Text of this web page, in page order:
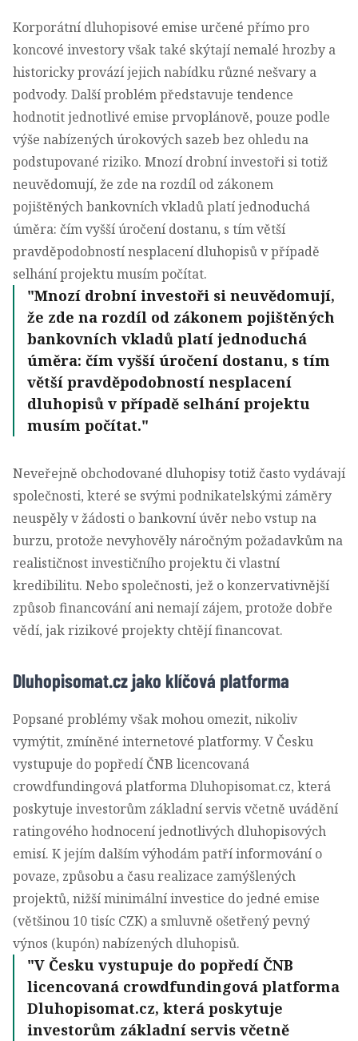
Korporátní dluhopisové emise určené přímo pro
koncové investory však také skýtají nemalé hrozby a
historickyprovází jejich nabídku různé nešvary a
podvody. Další problém představuje tendence
hodnotit jednotlivé emise prvoplánově, pouze podle
výše nabízených úrokových sazeb bez ohledu na
podstupované riziko. Mnozí drobní investoři si totiž
neuvědomují, že zde na rozdíl od zákonem
pojištěných bankovních vkladů platí jednoduchá
úměra: čím vyšší úročení dostanu, s tím větší
pravděpodobností nesplacení dluhopisů v případě
selhání projektu musím počítat.
Mnozí drobní investoři si neuvědomují,
že zde na rozdíl od zákonem pojištěných
bankovních vkladů platí jednoduchá
úměra: čím vyšší úročení dostanu, s tím
větší pravděpodobností nesplacení
dluhopisů v případě selhání projektu
musím počítat.
Neveřejně obchodované dluhopisy totiž často vydávají
společnosti, které se svými podnikatelskými záměry
neuspěly v žádosti o bankovní úvěr nebo vstup na
burzu, protože nevyhověly náročným požadavkům na
realističnost investičního projektu či vlastní
kredibilitu. Nebo společnosti, jež o konzervativnější
způsob financování ani nemají zájem, protože dobře
vědí, jak rizikové projekty chtějí financovat.
Dluhopisomat.cz jako klíčová platforma
Popsané problémy však mohou omezit, nikoliv
vymýtit, zmíněné internetové platformy. V Česku
vystupuje do popředí ČNB licencovaná
crowdfundingová platformaDluhopisomat.cz, která
poskytuje investorům základní servis včetně uvádění
ratingového hodnocení jednotlivých dluhopisových
emisí. K jejím dalším výhodám patří informování o
povaze, způsobu a času realizace zamýšlených
projektů, nižší minimální investice do jedné emise
(většinou 10 tisíc CZK) a smluvně ošetřený pevný
výnos (kupón) nabízených dluhopisů.
V Česku vystupuje do popředí ČNB
licencovaná crowdfundingová platforma
Dluhopisomat.cz, která poskytuje
investorům základní servis včetně